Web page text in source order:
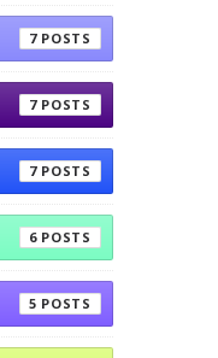
7
7
7
6
5